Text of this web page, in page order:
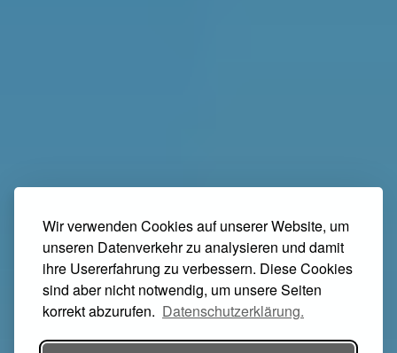
Wir verwenden Cookies auf unserer Website, um
unseren Datenverkehr zu analysieren und damit
ihre Usererfahrung zu verbessern. Diese Cookies
sind aber nicht notwendig, um unsere Seiten
korrekt abzurufen. Datenschutzerklärung.